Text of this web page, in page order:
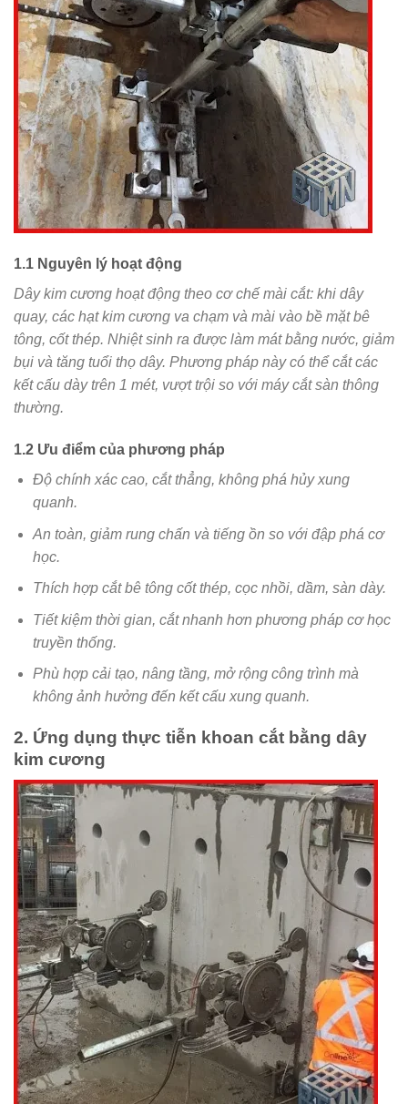
1.1 Nguyên lý hoạt động
Dây kim cương hoạt động theo cơ chế mài cắt: khi dây
quay, các hạt kim cương va chạm và mài vào bề mặt bê
tông, cốt thép. Nhiệt sinh ra được làm mát bằng nước, giảm
bụi và tăng tuổi thọ dây. Phương pháp này có thể cắt các
kết cấu dày trên 1 mét, vượt trội so với máy cắt sàn thông
thường.
1.2 Ưu điểm của phương pháp
Độ chính xác cao, cắt thẳng, không phá hủy xung
quanh.
An toàn, giảm rung chấn và tiếng ồn so với đập phá cơ
học.
Thích hợp cắt bê tông cốt thép, cọc nhồi, dầm, sàn dày.
Tiết kiệm thời gian, cắt nhanh hơn phương pháp cơ học
truyền thống.
Phù hợp cải tạo, nâng tầng, mở rộng công trình mà
không ảnh hưởng đến kết cấu xung quanh.
2. Ứng dụng thực tiễn khoan cắt bằng dây
kim cương